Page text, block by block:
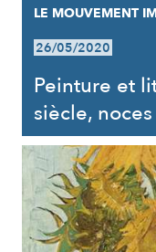
LE MOUVEMENT
26/05/2020
Peinture et
siècle,